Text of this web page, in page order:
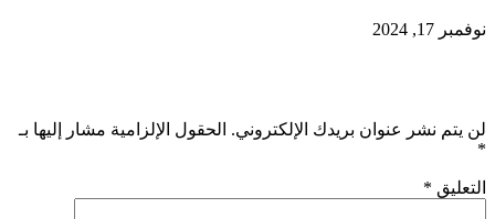
نوفمبر 17, 2024
لن يتم نشر عنوان بريدك الإلكتروني. الحقول الإلزامية مشار إليها بـ
*
التعليق *